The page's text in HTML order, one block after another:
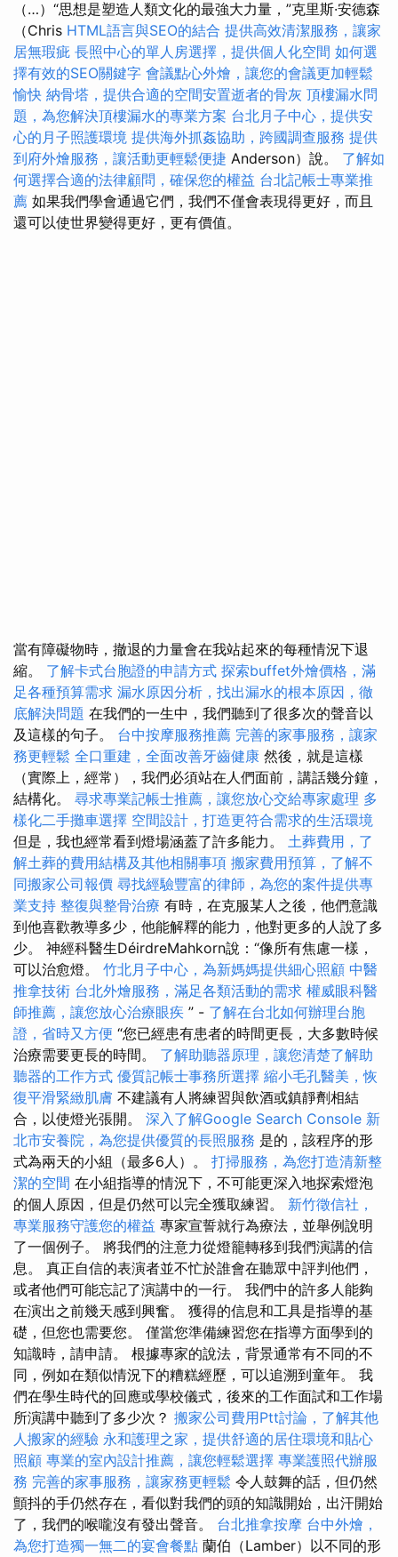
（…）“思想是塑造人類文化的最強大力量，”克里斯·安德森
（Chris HTML語言與SEO的結合 提供高效清潔服務，讓家
居無瑕疵 長照中心的單人房選擇，提供個人化空間 如何選
擇有效的SEO關鍵字 會議點心外燴，讓您的會議更加輕鬆
愉快 納骨塔，提供合適的空間安置逝者的骨灰 頂樓漏水問
題，為您解決頂樓漏水的專業方案 台北月子中心，提供安
心的月子照護環境 提供海外抓姦協助，跨國調查服務 提供
到府外燴服務，讓活動更輕鬆便捷 Anderson）說。 了解如
何選擇合適的法律顧問，確保您的權益 台北記帳士專業推
薦 如果我們學會通過它們，我們不僅會表現得更好，而且
還可以使世界變得更好，更有價值。
當有障礙物時，撤退的力量會在我站起來的每種情況下退
縮。 了解卡式台胞證的申請方式 探索buffet外燴價格，滿
足各種預算需求 漏水原因分析，找出漏水的根本原因，徹
底解決問題 在我們的一生中，我們聽到了很多次的聲音以
及這樣的句子。 台中按摩服務推薦 完善的家事服務，讓家
務更輕鬆 全口重建，全面改善牙齒健康 然後，就是這樣
（實際上，經常），我們必須站在人們面前，講話幾分鐘，
結構化。 尋求專業記帳士推薦，讓您放心交給專家處理 多
樣化二手攤車選擇 空間設計，打造更符合需求的生活環境
但是，我也經常看到燈場涵蓋了許多能力。 土葬費用，了
解土葬的費用結構及其他相關事項 搬家費用預算，了解不
同搬家公司報價 尋找經驗豐富的律師，為您的案件提供專
業支持 整復與整骨治療 有時，在克服某人之後，他們意識
到他喜歡教導多少，他能解釋的能力，他對更多的人說了多
少。 神經科醫生DéirdreMahkorn說：“像所有焦慮一樣，
可以治愈燈。 竹北月子中心，為新媽媽提供細心照顧 中醫
推拿技術 台北外燴服務，滿足各類活動的需求 權威眼科醫
師推薦，讓您放心治療眼疾 ” - 了解在台北如何辦理台胞
證，省時又方便 “您已經患有患者的時間更長，大多數時候
治療需要更長的時間。 了解助聽器原理，讓您清楚了解助
聽器的工作方式 優質記帳士事務所選擇 縮小毛孔醫美，恢
復平滑緊緻肌膚 不建議有人將練習與飲酒或鎮靜劑相結
合，以使燈光張開。 深入了解Google Search Console 新
北市安養院，為您提供優質的長照服務 是的，該程序的形
式為兩天的小組（最多6人）。 打掃服務，為您打造清新整
潔的空間 在小組指導的情況下，不可能更深入地探索燈泡
的個人原因，但是仍然可以完全獲取練習。 新竹徵信社，
專業服務守護您的權益 專家宣誓就行為療法，並舉例說明
了一個例子。 將我們的注意力從燈籠轉移到我們演講的信
息。 真正自信的表演者並不忙於誰會在聽眾中評判他們，
或者他們可能忘記了演講中的一行。 我們中的許多人能夠
在演出之前幾天感到興奮。 獲得的信息和工具是指導的基
礎，但您也需要您。 僅當您準備練習您在指導方面學到的
知識時，請申請。 根據專家的說法，背景通常有不同的不
同，例如在類似情況下的糟糕經歷，可以追溯到童年。 我
們在學生時代的回應或學校儀式，後來的工作面試和工作場
所演講中聽到了多少次？ 搬家公司費用Ptt討論，了解其他
人搬家的經驗 永和護理之家，提供舒適的居住環境和貼心
照顧 專業的室內設計推薦，讓您輕鬆選擇 專業護照代辦服
務 完善的家事服務，讓家務更輕鬆 令人鼓舞的話，但仍然
顫抖的手仍然存在，看似對我們的頭的知識開始，出汗開始
了，我們的喉嚨沒有發出聲音。 台北推拿按摩 台中外燴，
為您打造獨一無二的宴會餐點 蘭伯（Lamber）以不同的形